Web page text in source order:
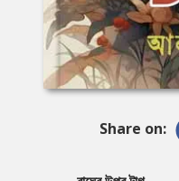
Share on: